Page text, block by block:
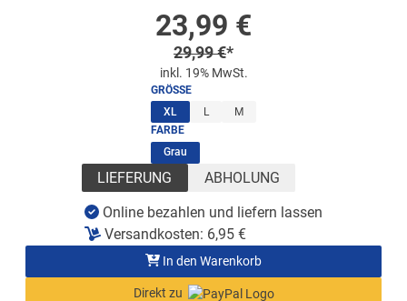
Sonderpreis
23,99 €
Regulärer Preis
29,99€*
inkl. 19% MwSt.
GRÖSSE
XL (ausgewählt)
L
M
FARBE
Grau
LIEFERUNG ABHOLUNG
Online bezahlen und liefern lassen
Versandkosten: 6,95 €
In den Warenkorb
Direkt zu